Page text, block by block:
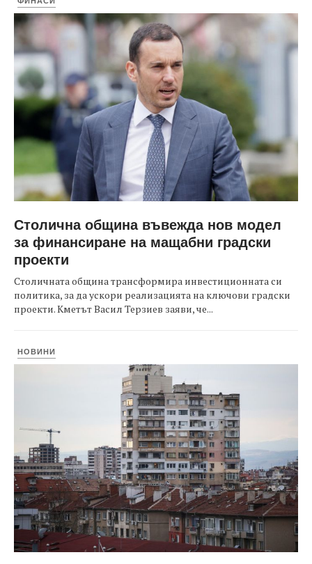
Столична община въвежда нов модел
за финансиране на мащабни градски
проекти
Столичната община трансформира инвестиционната си
политика, за да ускори реализацията на ключови градски
проекти. Кметът Васил Терзиев заяви, че...
НОВИНИ